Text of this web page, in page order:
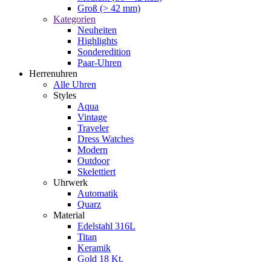
Groß (> 42 mm)
Kategorien
Neuheiten
Highlights
Sonderedition
Paar-Uhren
Herrenuhren
Alle Uhren
Styles
Aqua
Vintage
Traveler
Dress Watches
Modern
Outdoor
Skelettiert
Uhrwerk
Automatik
Quarz
Material
Edelstahl 316L
Titan
Keramik
Gold 18 Kt.